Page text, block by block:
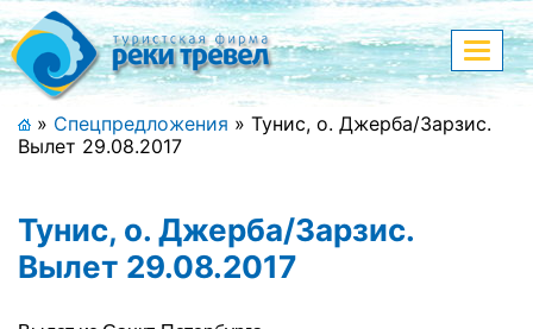
Меню
+7 (911) 182-44-68
Полная версия сайта
Главная
меню
» Спецпредложения » Тунис, о. Джерба/Зарзис.
Вылет 29.08.2017
Тунис, о. Джерба/Зарзис.
Вылет 29.08.2017